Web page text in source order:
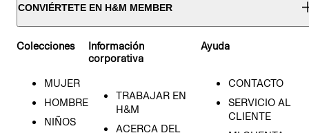
CONVIÉRTETE EN H&M MEMBER
Colecciones
MUJER
HOMBRE
NIÑOS
Información
corporativa
TRABAJAR EN
H&M
ACERCA DEL
Ayuda
CONTACTO
SERVICIO AL
CLIENTE